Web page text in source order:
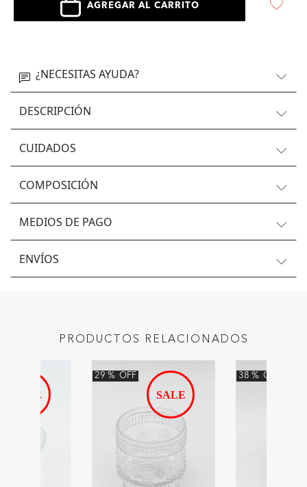
AGREGAR AL CARRITO
¿NECESITAS AYUDA?
DESCRIPCIÓN
CUIDADOS
COMPOSICIÓN
MEDIOS DE PAGO
ENVÍOS
PRODUCTOS RELACIONADOS
29% OFF 38% OFF